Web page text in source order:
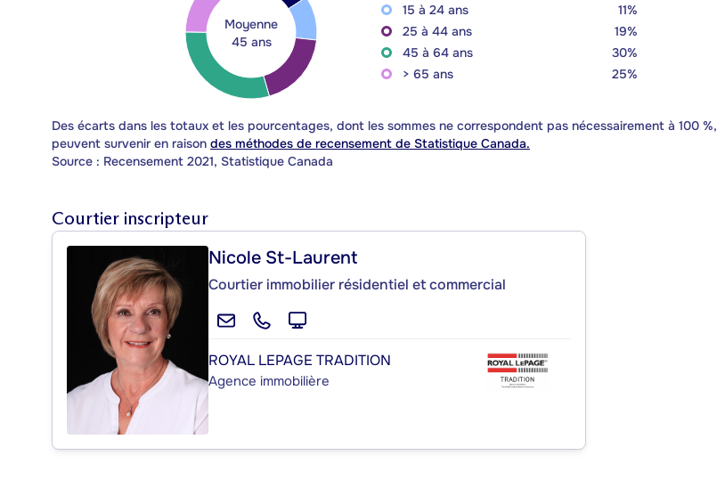
Moyenne
45 ans
15 à 24 ans
11%
25 à 44 ans
19%
45 à 64 ans
30%
> 65 ans
25%
Des écarts dans les totaux et les pourcentages, dont les sommes ne correspondent pas nécessairement à 100 %,
peuvent survenir en raison des méthodes de recensement de Statistique Canada.
Source : Recensement 2021, Statistique Canada
Courtier inscripteur
Nicole St-Laurent
Courtier immobilier résidentiel et commercial
ROYAL LEPAGE TRADITION
Agence immobilière